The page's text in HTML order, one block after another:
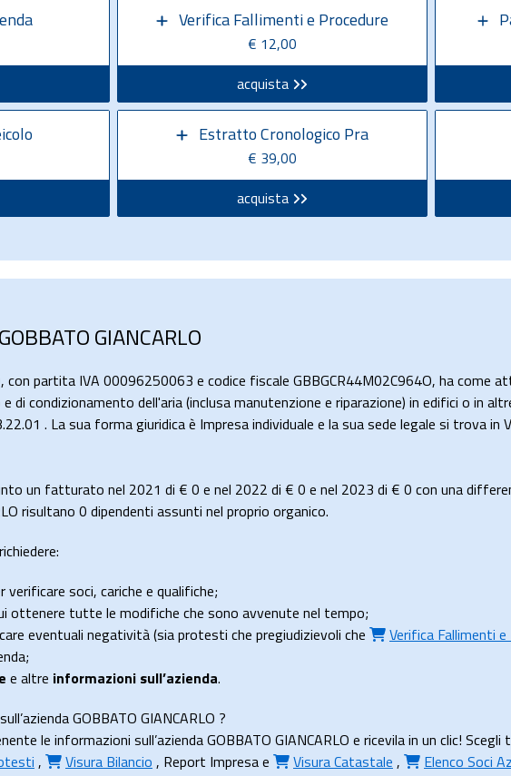
Verifica Fallimenti e Procedure
€ 12,00
acquista
Estratto Cronologico Pra
€ 39,00
acquista
GIANCARLO
, con partita IVA 00096250063 e codice fiscale GBBGCR44M02C964O, ha come
di condizionamento dell'aria (inclusa manutenzione e riparazione) in edifici o in
. La sua forma giuridica è Impresa individuale e la sua sede legale si trova in
un fatturato nel 2021 di € 0 e nel 2022 di € 0 e nel 2023 di € 0 con una
risultano 0 dipendenti assunti nel proprio organico.
verificare soci, cariche e qualifiche;
ottenere tutte le modifiche che sono avvenute nel tempo;
eventuali negatività (sia protesti che pregiudizievoli che Verifica Fallimenti e
e altre informazioni sull’azienda.
GOBBATO GIANCARLO ?
le informazioni sull’azienda GOBBATO GIANCARLO e ricevila in un clic! Scegli
, Visura Bilancio , Report Impresae Visura Catastale , Elenco Soci